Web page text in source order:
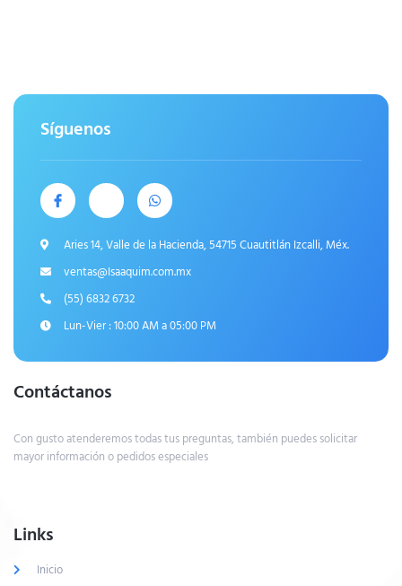
Síguenos
Aries 14, Valle de la Hacienda, 54715 Cuautitlán Izcalli, Méx.
ventas@Isaaquim.com.mx
(55) 6832 6732
Lun-Vier : 10:00 AM a 05:00 PM
Contáctanos
Con gusto atenderemos todas tus preguntas, también puedes solicitar
mayor información o pedidos especiales
Links
Inicio